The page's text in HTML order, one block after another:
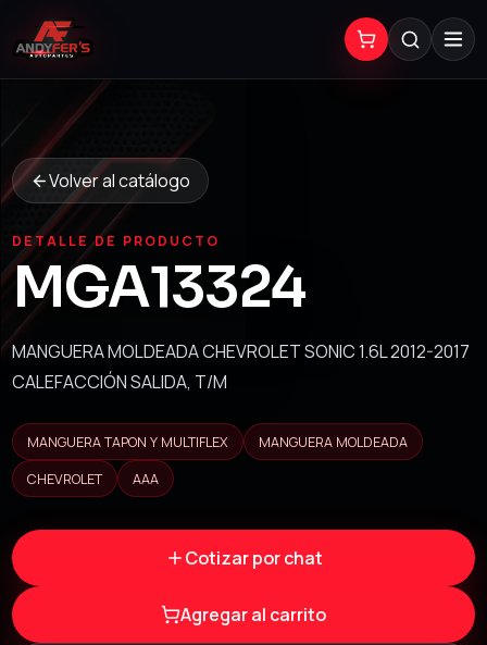
Volver al catálogo
DETALLE DE PRODUCTO
MGA13324
MANGUERA MOLDEADA CHEVROLET SONIC 1.6L 2012-2017
CALEFACCIÓN SALIDA, T/M
MANGUERA TAPON Y MULTIFLEX
MANGUERA MOLDEADA
CHEVROLET
AAA
Cotizar por chat
Agregar al carrito